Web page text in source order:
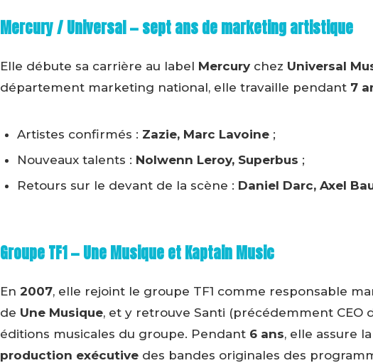
Mercury / Universal — sept ans de marketing artistique
Elle débute sa carrière au label Mercury chez Universal
département marketing national, elle travaille pendant 7
Artistes confirmés : Zazie, Marc Lavoine ;
Nouveaux talents : Nolwenn Leroy, Superbus ;
Retours sur le devant de la scène : Daniel Darc, Axel
Groupe TF1 — Une Musique et Kaptain Music
En 2007, elle rejoint le groupe TF1 comme responsable
de Une Musique, et y retrouve Santi (précédemment CEO
éditions musicales du groupe. Pendant 6 ans, elle assure la
production exécutive des bandes originales des